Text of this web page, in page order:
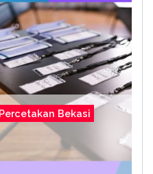
Percetakan Bekasi